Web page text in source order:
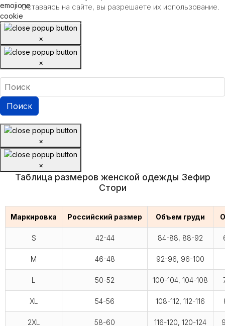
Оставаясь на сайте, вы разрешаете их использование.
×
×
×
×
Таблица размеров женской одежды Зефир
Стори
Маркировка Российский размер Объем груди
S 42-44 84-88, 88-92
M 46-48 92-96, 96-100
L 50-52 100-104, 104-108
XL 54-56 108-112, 112-116
2XL 58-60 116-120, 120-124